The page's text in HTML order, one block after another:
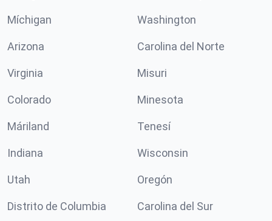
Míchigan Washington
Arizona Carolina del Norte
Virginia Misuri
Colorado Minesota
Máriland Tenesí
Indiana Wisconsin
Utah Oregón
Distrito de Columbia Carolina del Sur